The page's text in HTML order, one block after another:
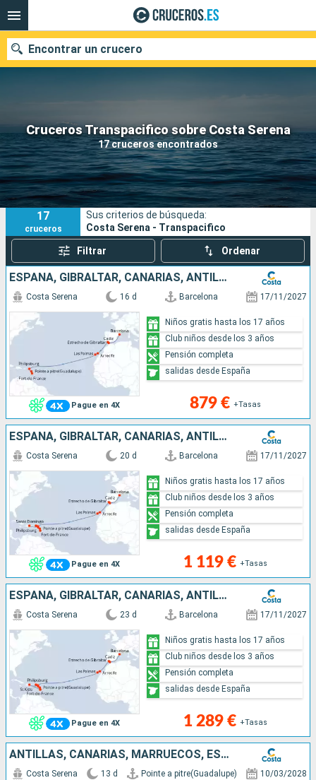
Cruceros Transpacifico sobre Costa Serena
17 cruceros encontrados
Encontrar un crucero
Nuestros destinos
Fecha de salida
Puertos Compañías
Buscar
17
cruceros
Sus criterios de búsqueda:
Costa Serena - Transpacifico
Filtrar Ordenar
ESPAÑA, GIBRALTAR, CANARIAS, ANTILLAS
Pague en 4X
Costa Serena 16 d Barcelona 17/11/2027
879 € +Tasas
Niños gratis hasta los 17 años
Club niños desde los 3 años
Pensión completa
salidas desde España
ESPAÑA, GIBRALTAR, CANARIAS, ANTILLAS, ISLAS VÍRGENES
Pague en 4X
Costa Serena 20 d Barcelona 17/11/2027
1 119 € +Tasas
Niños gratis hasta los 17 años
Club niños desde los 3 años
Pensión completa
salidas desde España
ESPAÑA, GIBRALTAR, CANARIAS, ANTILLAS, ISLAS VÍRGENES
Pague en 4X
Costa Serena 23 d Barcelona 17/11/2027
1 289 € +Tasas
Niños gratis hasta los 17 años
Club niños desde los 3 años
Pensión completa
salidas desde España
ANTILLAS, CANARIAS, MARRUECOS, ESPAÑA
Costa Serena 13 d Pointe a pitre(Guadalupe) 10/03/2028